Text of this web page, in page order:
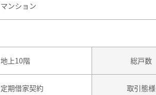
マンション
地上10階 総戸数
定期借家契約 取引態様